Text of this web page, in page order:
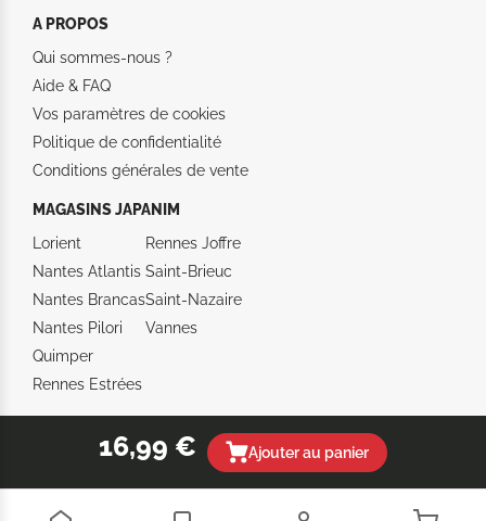
16,99 € Ajouter au panier
A PROPOS
Qui sommes-nous ?
Aide & FAQ
Vos paramètres de cookies
Politique de confidentialité
Conditions générales de vente
MAGASINS JAPANIM
Lorient
Nantes Atlantis
Nantes Brancas
Nantes Pilori
Quimper
Rennes Estrées
Rennes Joffre
Saint-Brieuc
Saint-Nazaire
Vannes